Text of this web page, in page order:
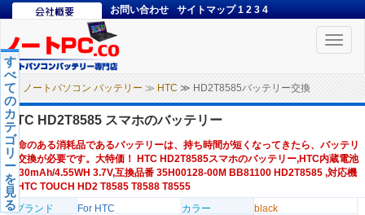
お問い合わせ サイトマップ 1 2 3 4
Toggle
ノートパソコン バッテリー ≫ HTC ≫ HD2T8585バッテリー交換
す
べ
て
の
カ
テ
ゴ
リ
ー
を
見
る
HTC HD2T8585 スマホのバッテリー
寿命のある消耗品であるバッテリーは、持ち時間が短くなってきたら、バッテリ
ー交換が必要です。大特価！ HTC HD2T8585スマホのバッテリー,HTC内蔵電池
1230mAh/4.55WH 3.7V,互換品番 35H00128-00M BB81100 HD2T8585 ,対応機
種HTC TOUCH HD2 T8585 T8588 T8555
のブランド
For HTC カラー
black